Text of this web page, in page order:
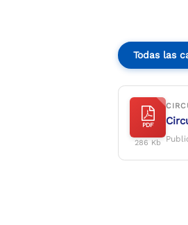
Todas las
PDF
286 Kb